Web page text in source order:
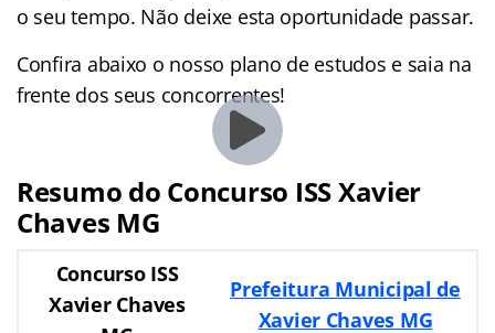
o seu tempo. Não deixe esta oportunidade passar.
Confira abaixo o nosso plano de estudos e saia na
frente dos seus concorrentes!
Resumo do Concurso ISS Xavier
Chaves MG
Concurso ISS
Xavier Chaves
Prefeitura Municipal de
Xavier Chaves MG